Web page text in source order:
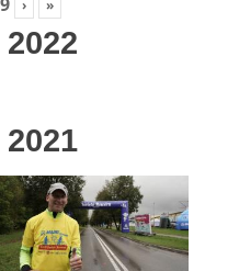
› »